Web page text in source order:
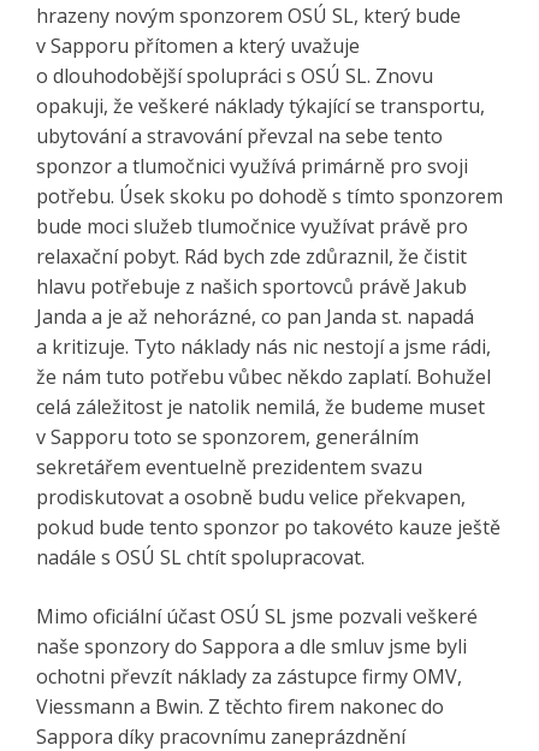
hrazeny novým sponzorem OSÚ SL, který bude
v Sapporu přítomen a který uvažuje
o dlouhodobější spolupráci s OSÚ SL. Znovu
opakuji, že veškeré náklady týkající se transportu,
ubytování a stravování převzal na sebe tento
sponzor a tlumočnici využívá primárně pro svoji
potřebu. Úsek skoku po dohodě s tímto sponzorem
bude moci služeb tlumočnice využívat právě pro
relaxační pobyt. Rád bych zde zdůraznil, že čistit
hlavu potřebuje z našich sportovců právě Jakub
Janda a je až nehorázné, co pan Janda st. napadá
a kritizuje. Tyto náklady nás nic nestojí a jsme rádi,
že nám tuto potřebu vůbec někdo zaplatí. Bohužel
celá záležitost je natolik nemilá, že budeme muset
v Sapporu toto se sponzorem, generálním
sekretářem eventuelně prezidentem svazu
prodiskutovat a osobně budu velice překvapen,
pokud bude tento sponzor po takovéto kauze ještě
nadále s OSÚ SL chtít spolupracovat.
Mimo oficiální účast OSÚ SL jsme pozvali veškeré
naše sponzory do Sappora a dle smluv jsme byli
ochotni převzít náklady za zástupce firmy OMV,
Viessmann a Bwin. Z těchto firem nakonec do
Sappora díky pracovnímu zaneprázdnění